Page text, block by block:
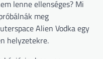
lenne ellenséges? Mi
meg
Alien Vodka egy
helyzetekre.